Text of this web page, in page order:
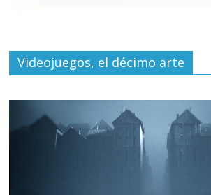
Videojuegos, el décimo arte